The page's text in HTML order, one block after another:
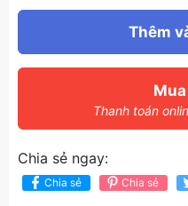
Thêm
Thanh toán
Chia sẻ ngay:
Chia sẻ Chia sẻ